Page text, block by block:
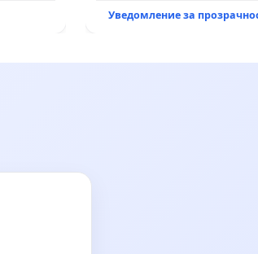
всички екологични
Уведомление за